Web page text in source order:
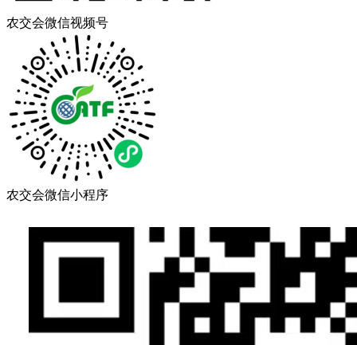
农交会微信视频号
农交会微信小程序